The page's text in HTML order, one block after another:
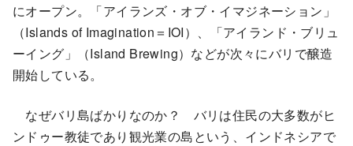
にオープン。「アイランズ・オブ・イマジネーション」
（Islands of Imagination＝IOI）、「アイランド・ブリュ
ーイング」（Island Brewing）などが次々にバリで醸造
開始している。
なぜバリ島ばかりなのか？ バリは住民の大多数がヒ
ンドゥー教徒であり観光業の島という、インドネシアで